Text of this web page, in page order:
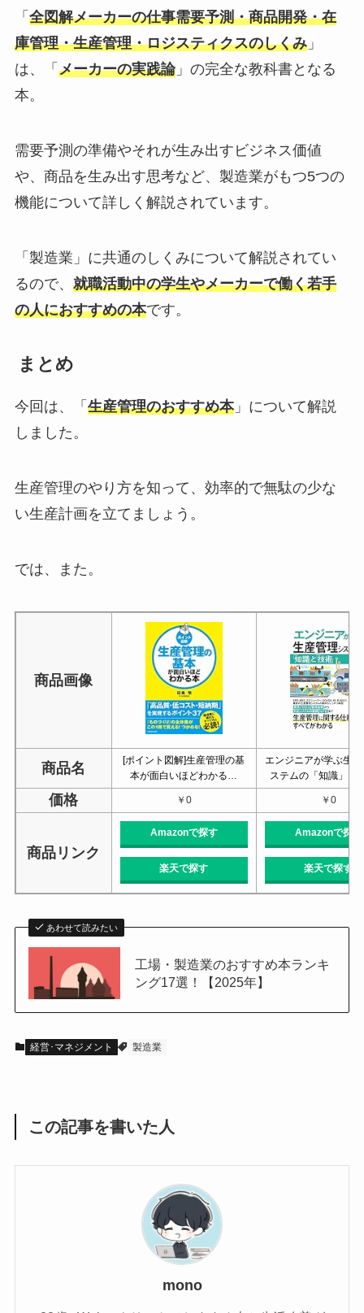
「 全図解メーカーの仕事需要予測・商品開発・在
庫管理・生産管理・ロジスティクスのしくみ」
は、「 メーカーの実践論」の完全な教科書となる
本。
需要予測の準備やそれが生み出すビジネス価値
や、商品を生み出す思考など、製造業がもつ5つの
機能について詳しく解説されています。
「製造業」に共通のしくみについて解説されてい
るので、 就職活動中の学生やメーカーで働く若手
の人におすすめの本です。
まとめ
今回は、「 生産管理のおすすめ本」について解説
しました。
生産管理のやり方を知って、効率的で無駄の少な
い生産計画を立てましょう。
では、また。
商品画像
商品名
[ポイント図解]生産管理の基
本が面白いほどわかる…
エンジニアが学ぶ生
ステムの「知識」と
価格 ￥0 ￥0
商品リンク
Amazonで探す
楽天で探す
Amazonで探す
楽天で探す
あわせて読みたい
工場・製造業のおすすめ本ランキ
ング17選！【2025年】
経営･マネジメント 製造業
この記事を書いた人
mono